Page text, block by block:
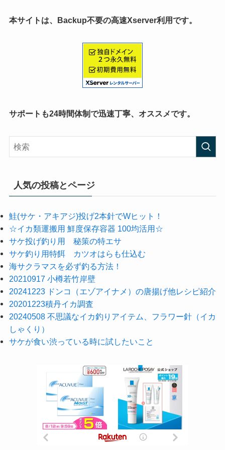
本サイトは、Backup不要の高速Xserver利用です。
サポートも24時間体制で迅速丁寧、オススメです。
人気の投稿とページ
鮭(サケ・アキアジ)投げ2本針でWヒット！
☆イカ類運搬用 鮮度保存容器 100均活用☆
サケ投げ釣り用 秘策の特エサ
サケ釣り用特餌 カツオはらも仕込む
海サクラマスを必ず釣る方法！
20210917 小樽若竹岸壁
20241223 ドンコ（エゾアイナメ）の唐揚げ他レシピ紹介
20201223積丹イカ調査
20240508 不思議なイカ釣りアイテム、フラワー針（イカ
しゃくり）
サケが食い渋っている時に試したいこと